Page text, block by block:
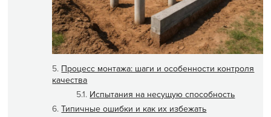
Процесс монтажа: шаги и особенности контроля
качества
Испытания на несущую способность
Типичные ошибки и как их избежать